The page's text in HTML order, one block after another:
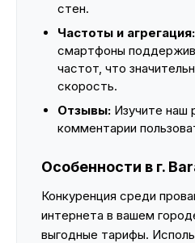
стен.
Частоты и агрегация:
смартфоны
частот, что
скорость.
Отзывы: Изучите наш
комментарии
Особенности в г.
Конкуренция среди
интернета в вашем
выгодные тарифы.